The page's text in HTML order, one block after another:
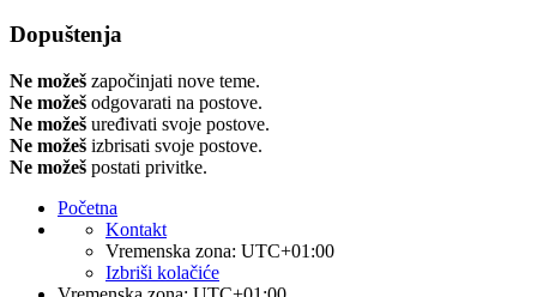
Dopuštenja
Ne možeš započinjati nove teme.
Ne možeš odgovarati na postove.
Ne možeš uređivati svoje postove.
Ne možeš izbrisati svoje postove.
Ne možeš postati privitke.
Početna
Kontakt
Vremenska zona: UTC+01:00
Izbriši kolačiće